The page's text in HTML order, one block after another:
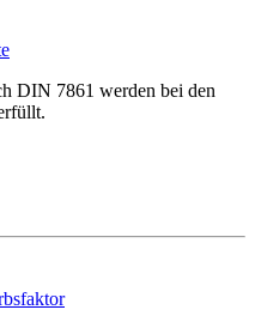
DIN 7861 werden bei den